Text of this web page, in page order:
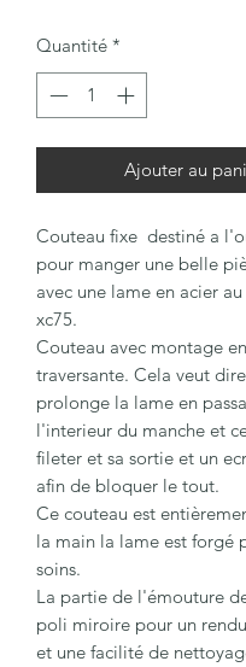
Quantité *
Ajouter au
Couteau fixe destiné a
pour manger une belle
avec une lame en acier
xc75.
Couteau avec montage
traversante. Cela veut
prolonge la lame en
l'interieur du manche et
fileter et sa sortie et un
afin de bloquer le tout.
Ce couteau est
la main la lame est forgé
soins.
La partie de l'émouture
poli miroire pour un
et une facilité de